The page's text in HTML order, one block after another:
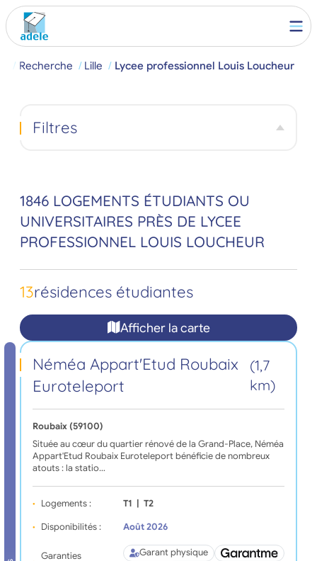
Recherche Lille Lycee professionnel Louis Loucheur
1846 LOGEMENTS ÉTUDIANTS OU
UNIVERSITAIRES PRÈS DE LYCEE
PROFESSIONNEL LOUIS LOUCHEUR
13résidences étudiantes
Afficher la carte
Néméa Appart'Etud Roubaix
Euroteleport
(1,7
km)
Roubaix (59100)
Située au cœur du quartier rénové de la Grand-Place, Néméa
Appart'Etud Roubaix Euroteleport bénéficie de nombreux
atouts : la statio…
Logements : T1 | T2
Disponibilités : Août 2026
Garanties
Garant physique
Filtres